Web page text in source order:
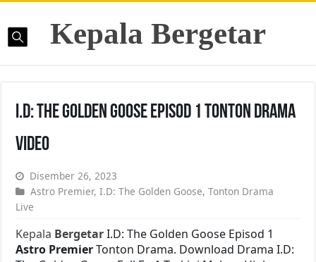
Kepala Bergetar
I.D: The Golden Goose Episod 1 Tonton Drama
Video
Disember 26, 2023
Astro Premier,I.D: The Golden Goose,Tonton Drama
Live
Kepala BergetarI.D: The Golden Goose Episod 1
Astro PremierTonton Drama. Download Drama I.D: